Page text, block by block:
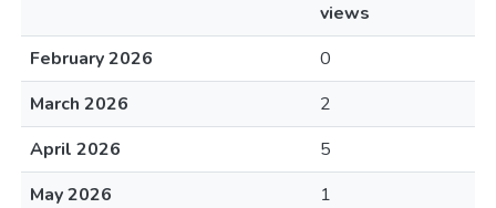
views
February 2026
0
March 2026
2
April 2026
5
May 2026
1